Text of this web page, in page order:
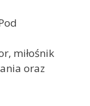
miłośnik
oraz